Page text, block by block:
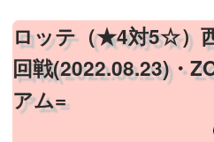
ロッテ（★4対5☆）
回戦(2022.08.23)・
アム=